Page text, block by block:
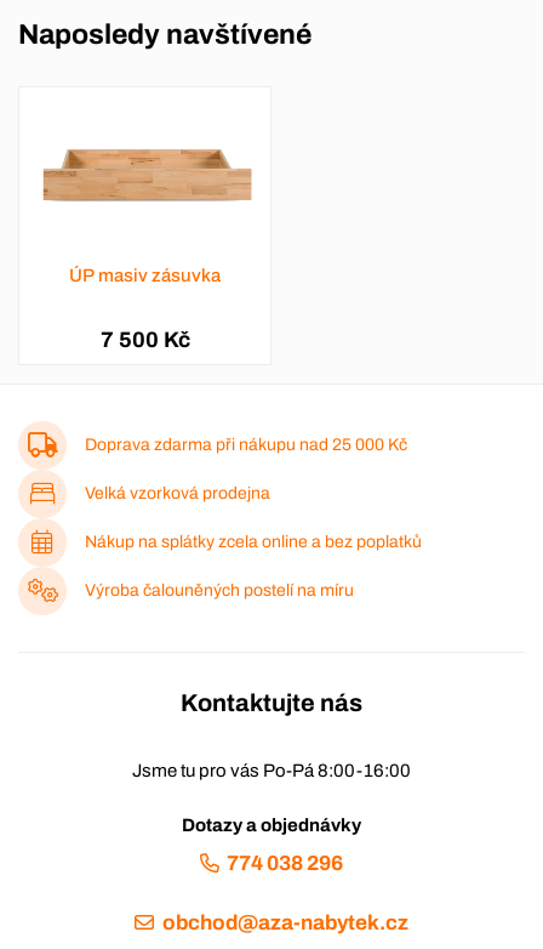
Naposledy navštívené
ÚP masiv zásuvka
7 500 Kč
Doprava zdarma při nákupu nad 25 000 Kč
Velká vzorková prodejna
Nákup na splátky zcela online a bez poplatků
Výroba čalouněných postelí na míru
Kontaktujte nás
Jsme tu pro vás Po-Pá 8:00-16:00
Dotazy a objednávky
774 038 296
obchod@aza-nabytek.cz